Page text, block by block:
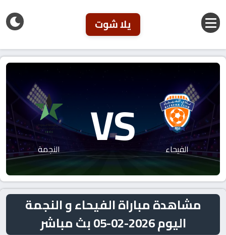
يلا شوت
الفيحاء VS النجمة
مشاهدة مباراة الفيحاء و النجمة
اليوم 2026-02-05 بث مباشر